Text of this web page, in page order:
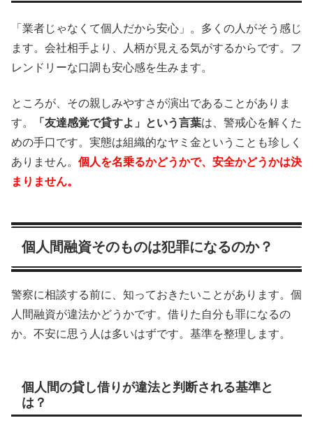
「業者じゃなくて個人だから安心」。多くの人がそう感じ
ます。会社相手より、人柄が見える気がするからです。フ
レンドリーな口調も安心感を生みます。
ところが、その親しみやすさが演出であることがありま
す。
「友達感覚で貸すよ」という言葉は、警戒心を解くた
めの手口です。実態は組織的なヤミ金ということも珍しく
ありません。 個人を名乗るかどうかで、安全かどうかは決
まりません。
個人間融資そのものは犯罪になるのか？
警察に相談する前に、知っておきたいことがあります。個
人間融資が違法かどうかです。借りた自分も罪になるの
か。不安に思う人は多いはずです。基準を整理します。
個人間の貸し借りが違法と判断される基準と
は？